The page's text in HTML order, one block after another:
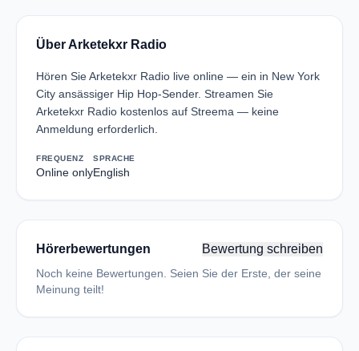
Über Arketekxr Radio
Hören Sie Arketekxr Radio live online — ein in New York
City ansässiger Hip Hop-Sender. Streamen Sie
Arketekxr Radio kostenlos auf Streema — keine
Anmeldung erforderlich.
FREQUENZ
Online only
SPRACHE
English
Hörerbewertungen Bewertung schreiben
Noch keine Bewertungen. Seien Sie der Erste, der seine
Meinung teilt!